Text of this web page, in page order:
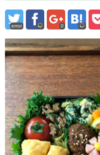
error 0